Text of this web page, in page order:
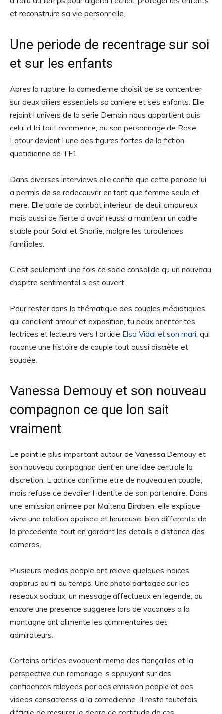
et reconstruire sa vie personnelle.
Une periode de recentrage sur soi
et sur les enfants
Apres la rupture, la comedienne choisit de se concentrer
sur deux piliers essentiels sa carriere et ses enfants. Elle
rejoint l univers de la serie Demain nous appartient puis
celui d Ici tout commence, ou son personnage de Rose
Latour devient l une des figures fortes de la fiction
quotidienne de TF1
Dans diverses interviews elle confie que cette periode lui
a permis de se redecouvrir en tant que femme seule et
mere. Elle parle de combat interieur, de deuil amoureux
mais aussi de fierte d avoir reussi a maintenir un cadre
stable pour Solal et Sharlie, malgre les turbulences
familiales.
C est seulement une fois ce socle consolide qu un nouveau
chapitre sentimental s est ouvert.
Pour rester dans la thématique des couples médiatiques
qui concilient amour et exposition, tu peux orienter tes
lectrices et lecteurs vers l article Elsa Vidal et son mari, qui
raconte une histoire de couple tout aussi discrète et
soudée.
Vanessa Demouy et son nouveau
compagnon ce que lon sait
vraiment
Le point le plus important autour de Vanessa Demouy et
son nouveau compagnon tient en une idee centrale la
discretion. L actrice confirme etre de nouveau en couple,
mais refuse de devoiler l identite de son partenaire. Dans
une emission animee par Maitena Biraben, elle explique
vivre une relation apaisee et heureuse, bien differente de
la precedente, tout en gardant les details a distance des
cameras.
Plusieurs medias people ont releve quelques indices
apparus au fil du temps. Une photo partagee sur les
reseaux sociaux, un message affectueux en legende, ou
encore une presence suggeree lors de vacances a la
montagne ont alimente les commentaires des
admirateurs.
Certains articles evoquent meme des fiançailles et la
perspective dun remariage, s appuyant sur des
confidences relayees par des emission people et des
videos consacreess a la comedienne Il reste toutefois